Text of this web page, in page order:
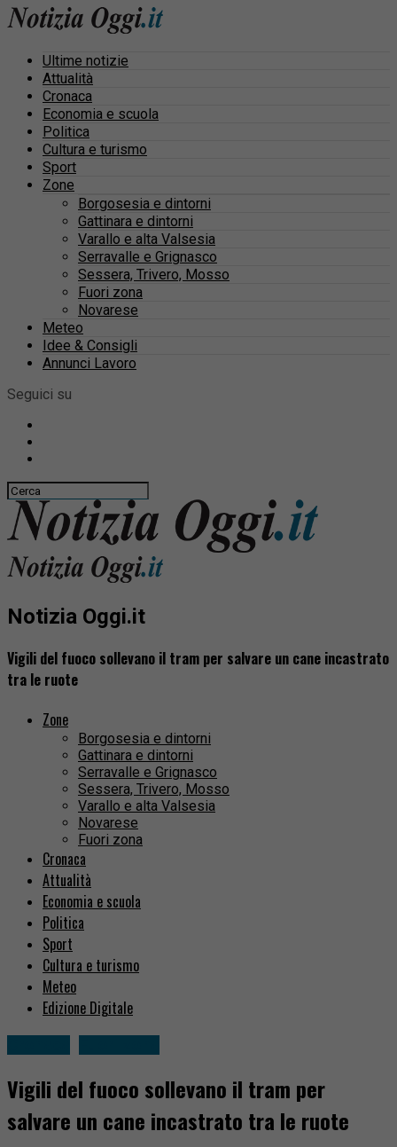
Ultime notizie
Attualità
Cronaca
Economia e scuola
Politica
Cultura e turismo
Sport
Zone
Borgosesia e dintorni
Gattinara e dintorni
Varallo e alta Valsesia
Serravalle e Grignasco
Sessera, Trivero, Mosso
Fuori zona
Novarese
Meteo
Idee & Consigli
Annunci Lavoro
Seguici su
Notizia Oggi.it
Vigili del fuoco sollevano il tram per salvare un cane incastrato
tra le ruote
Zone
Borgosesia e dintorni
Gattinara e dintorni
Serravalle e Grignasco
Sessera, Trivero, Mosso
Varallo e alta Valsesia
Novarese
Fuori zona
Cronaca
Attualità
Economia e scuola
Politica
Sport
Cultura e turismo
Meteo
Edizione Digitale
Vigili del fuoco sollevano il tram per
salvare un cane incastrato tra le ruote